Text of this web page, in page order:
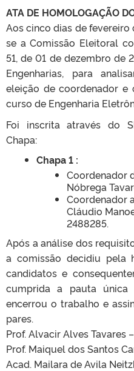
ATA DE HOMOLOGAÇÃO
Aos cinco dias de fevereiro
se a Comissão Eleitoral
51, de 01 de dezembro de
Engenharias, para
eleição de coordenador e
curso de Engenharia
Foi inscrita através do
Chapa:
Chapa 1 :
Coordenador
Nóbrega
Coordenador
Cláudio
2488285.
Após a análise dos
a comissão decidiu pela
candidatos e
cumprida a pauta única
encerrou o trabalho e
pares.
Prof. Alvacir Alves Tavares
Prof. Maiquel dos Santos
Acad. Mailara de Avila